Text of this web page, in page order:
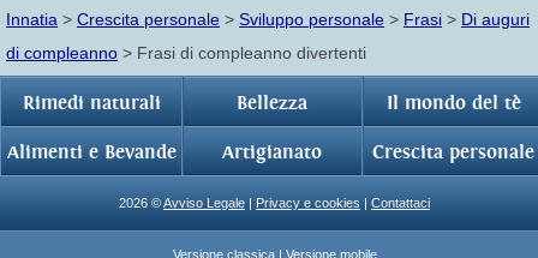
Innatia > Crescita personale > Sviluppo personale > Frasi > Di auguri
di compleanno > Frasi di compleanno divertenti
Rimedi naturali Bellezza Il mondo del tè
Alimenti e Bevande Artigianato Crescita personale
2026 ©Avviso Legale | Privacy e cookies | Contattaci
Versione classica| Versione mobile